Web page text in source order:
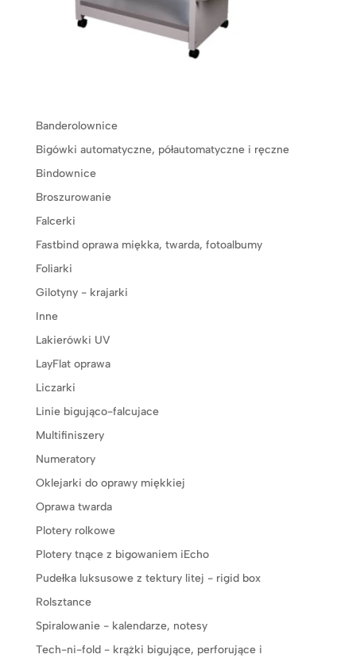
Banderolownice
Bigówki automatyczne, półautomatyczne i ręczne
Bindownice
Broszurowanie
Falcerki
Fastbind oprawa miękka, twarda, fotoalbumy
Foliarki
Gilotyny - krajarki
Inne
Lakierówki UV
LayFlat oprawa
Liczarki
Linie bigująco-falcujace
Multifiniszery
Numeratory
Oklejarki do oprawy miękkiej
Oprawa twarda
Plotery rolkowe
Plotery tnące z bigowaniem iEcho
Pudełka luksusowe z tektury litej - rigid box
Rolsztance
Spiralowanie - kalendarze, notesy
Tech-ni-fold - krążki bigujące, perforujące i